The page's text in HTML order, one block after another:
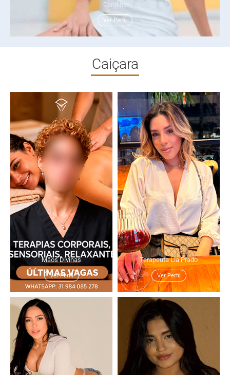
Caroline
Ver Perfil
Caiçara
Mãos Divinas
Ver Perfil
Terapeuta Lia Prado
Ver Perfil